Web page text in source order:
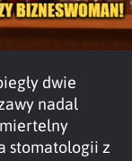
dwie
nadal
stomatologii z